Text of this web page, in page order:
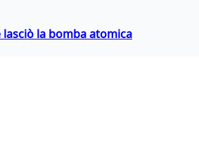
la bomba atomica